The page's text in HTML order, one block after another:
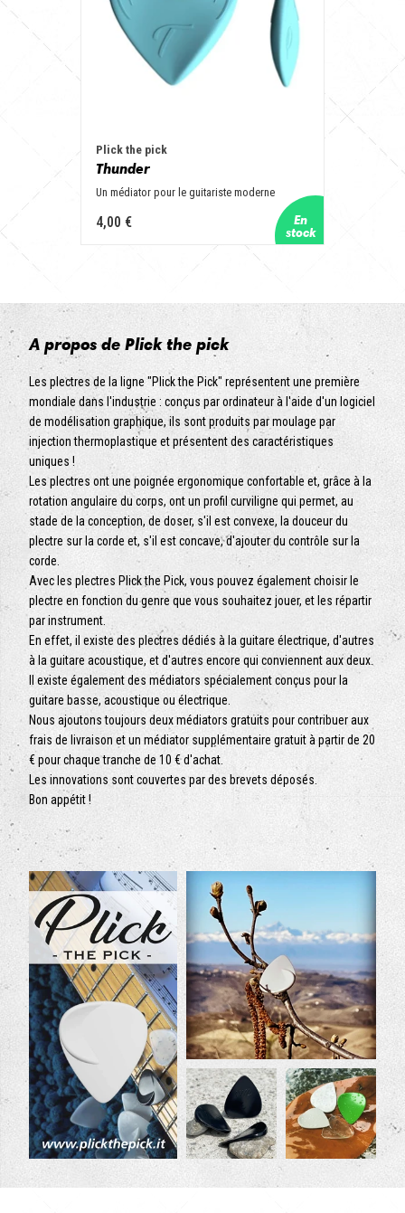
Plick the pick
Thunder
Un médiator pour le guitariste moderne
4,00 €
A propos de Plick the pick
Les plectres de la ligne "Plick the Pick" représentent une première
mondiale dans l'industrie : conçus par ordinateur à l'aide d'un logiciel
de modélisation graphique, ils sont produits par moulage par
injection thermoplastique et présentent des caractéristiques
uniques !
Les plectres ont une poignée ergonomique confortable et, grâce à la
rotation angulaire du corps, ont un profil curviligne qui permet, au
stade de la conception, de doser, s'il est convexe, la douceur du
plectre sur la corde et, s'il est concave, d'ajouter du contrôle sur la
corde.
Avec les plectres Plick the Pick, vous pouvez également choisir le
plectre en fonction du genre que vous souhaitez jouer, et les répartir
par instrument.
En effet, il existe des plectres dédiés à la guitare électrique, d'autres
à la guitare acoustique, et d'autres encore qui conviennent aux deux.
Il existe également des médiators spécialement conçus pour la
guitare basse, acoustique ou électrique.
Nous ajoutons toujours deux médiators gratuits pour contribuer aux
frais de livraison et un médiator supplémentaire gratuit à partir de 20
€ pour chaque tranche de 10 € d'achat.
Les innovations sont couvertes par des brevets déposés.
Bon appétit !